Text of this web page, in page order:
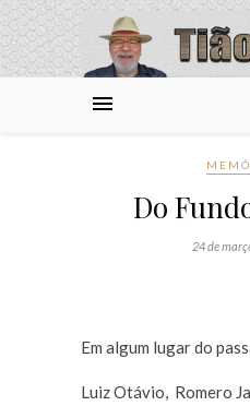
Do
24 de
Em algum lugar do
Luiz Otávio, Romero